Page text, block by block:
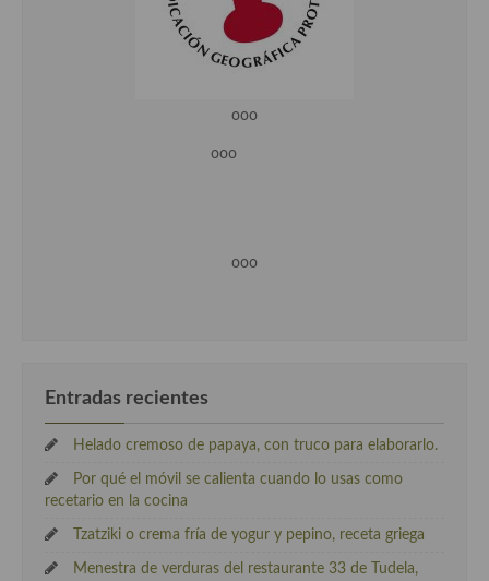
ooo
ooo
ooo
Entradas recientes
Helado cremoso de papaya, con truco para elaborarlo.
Por qué el móvil se calienta cuando lo usas como
recetario en la cocina
Tzatziki o crema fría de yogur y pepino, receta griega
Menestra de verduras del restaurante 33 de Tudela,